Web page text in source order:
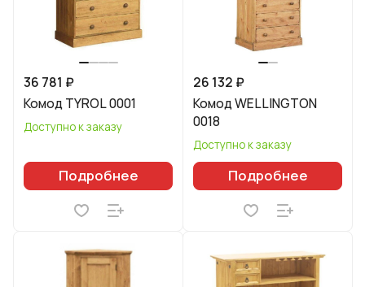
36 781 ₽
Комод TYROL 0001
Доступно к заказу
Подробнее
26 132 ₽
Комод WELLINGTON
0018
Доступно к заказу
Подробнее